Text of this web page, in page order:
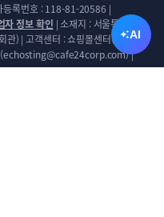
등록번호 : 118-81-20586 |
자 정보 확인 | 소재지 : 서울특별시
관) | 고객센터 : 쇼핑몰센터(1588-
|
AI